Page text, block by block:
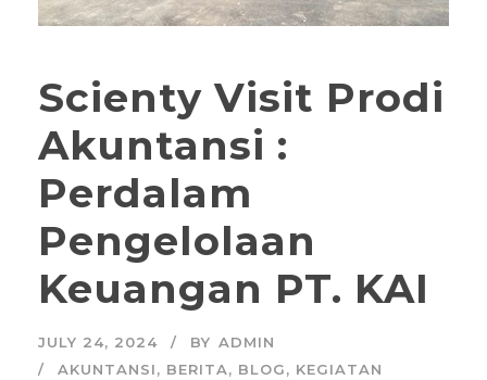
Scienty Visit Prodi
Akuntansi :
Perdalam
Pengelolaan
Keuangan PT. KAI
JULY 24, 2024 BY ADMIN
AKUNTANSI, BERITA, BLOG, KEGIATAN